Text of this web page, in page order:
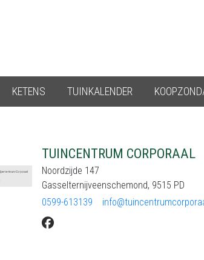
KETENS TUINKALENDER
TUINCENTRUM CORPORAAL
Noordzijde 147
Gasselternijveenschemond, 9515 PD
0599-613139